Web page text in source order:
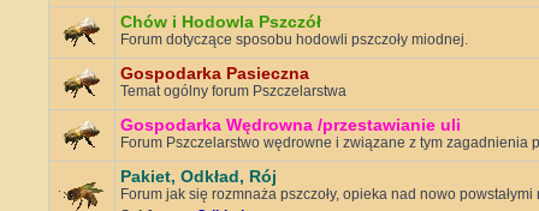
Chów i Hodowla Pszczół
Forum dotyczące sposobu hodowli pszczoły miodnej.
Gospodarka Pasieczna
Temat ogólny forum Pszczelarstwa
Gospodarka Wędrowna /przestawianie uli
Forum Pszczelarstwo wędrowne i związane z tym zagadnienia
Pakiet, Odkład, Rój
Forum jak się rozmnaża pszczoły, opieka nad nowo